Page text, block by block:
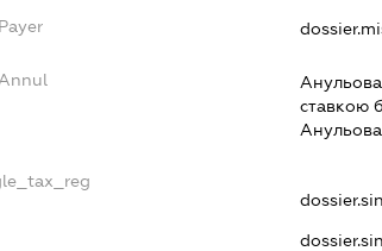
ставкою